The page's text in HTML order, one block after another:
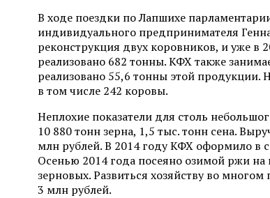
В ходе поездки по Лапшихе
индивидуального предпринимателя
реконструкция двух коровников, и уже в
реализовано 682 тонны. КФХ также
реализовано 55,6 тонны этой продукции.
в том числе 242 коровы.
Неплохие показатели для столь
10 880 тонн зерна, 1,5 тыс. тонн сена.
млн рублей. В 2014 году КФХ оформило в
Осенью 2014 года посеяно озимой ржи на
зерновых. Развиться хозяйству во
3 млн рублей.